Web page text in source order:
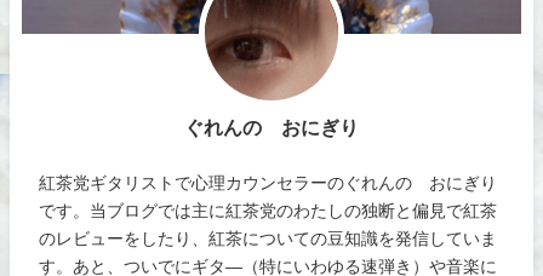
ぐれんの おにぎり
紅茶党ギタリストで心理カウンセラーのぐれんの おにぎり
です。当ブログでは主に紅茶党のわたしの独断と偏見で紅茶
のレビューをしたり、紅茶についての豆知識を発信していま
す。あと、ついでにギタ―（特にいわゆる速弾き）や音楽に